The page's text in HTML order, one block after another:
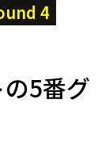
4
5番グ